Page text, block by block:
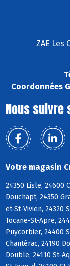
ZAE Les
Coordonnées
Nous suivre
Votre magasin
24350 Lisle, 24600
Douchapt, 24350
et-St-Vivien, 24320
Tocane-St-Apre,
Puycorbier, 24400
Chantérac, 24190
Double, 24110 St-